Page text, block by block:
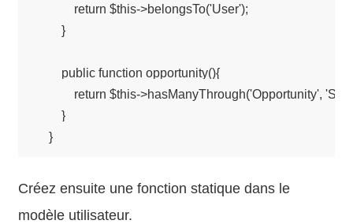
            return $this->belongsTo('User');
        }
        public function opportunity(){
return $this->hasManyThrough('Opportunity',
        }
    }
Créez ensuite une fonction statique dans le
modèle utilisateur.